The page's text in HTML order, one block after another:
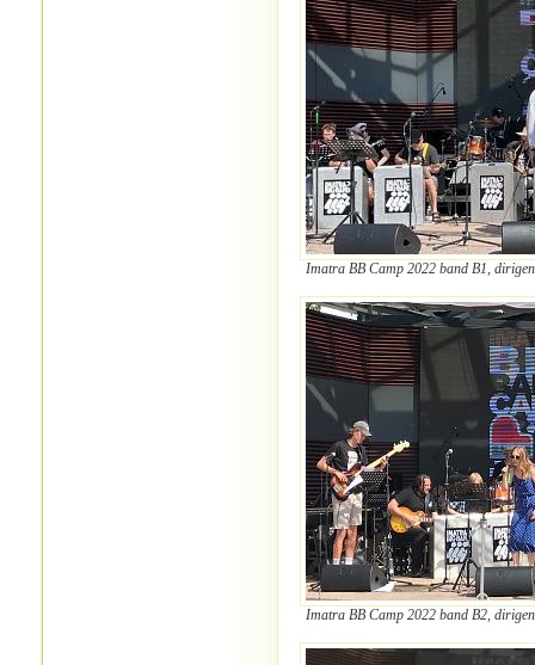
Imatra BB Camp 2022 band B1,
Imatra BB Camp 2022 band B2,